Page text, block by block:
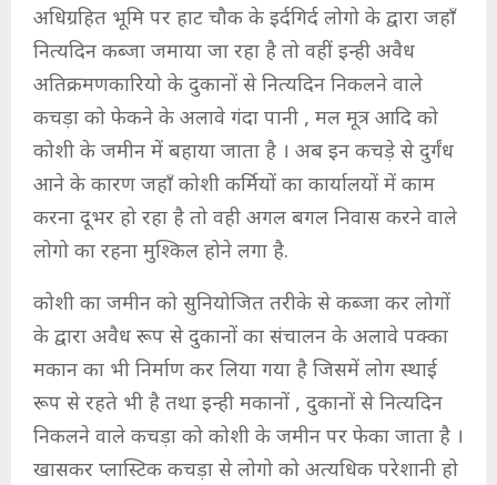
अधिग्रहित भूमि पर हाट चौक के इर्दगिर्द लोगो के द्वारा जहाँ
नित्यदिन कब्जा जमाया जा रहा है तो वहीं इन्ही अवैध
अतिक्रमणकारियो के दुकानों से नित्यदिन निकलने वाले
कचड़ा को फेकने के अलावे गंदा पानी , मल मूत्र आदि को
कोशी के जमीन में बहाया जाता है । अब इन कचड़े से दुर्गंध
आने के कारण जहाँ कोशी कर्मियों का कार्यालयों में काम
करना दूभर हो रहा है तो वही अगल बगल निवास करने वाले
लोगो का रहना मुश्किल होने लगा है.
कोशी का जमीन को सुनियोजित तरीके से कब्जा कर लोगों
के द्वारा अवैध रूप से दुकानों का संचालन के अलावे पक्का
मकान का भी निर्माण कर लिया गया है जिसमें लोग स्थाई
रूप से रहते भी है तथा इन्ही मकानों , दुकानों से नित्यदिन
निकलने वाले कचड़ा को कोशी के जमीन पर फेका जाता है ।
खासकर प्लास्टिक कचड़ा से लोगो को अत्यधिक परेशानी हो